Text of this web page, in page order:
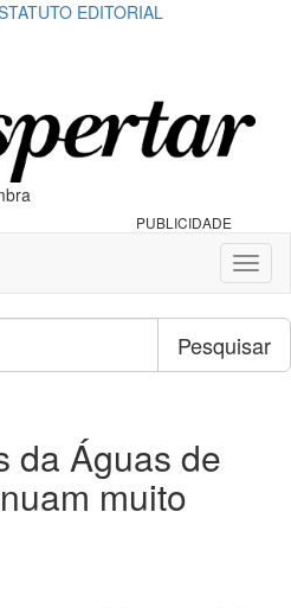
EDITORIAL
PUBLICIDADE
Pesquisar
da Águas de
muito